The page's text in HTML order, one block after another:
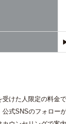
けた人限定の料金で
式SNSのフォローが